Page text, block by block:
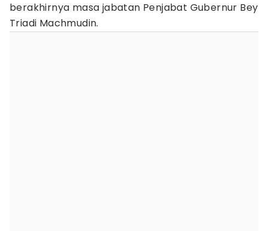
berakhirnya masa jabatan Penjabat Gubernur Bey
Triadi Machmudin.